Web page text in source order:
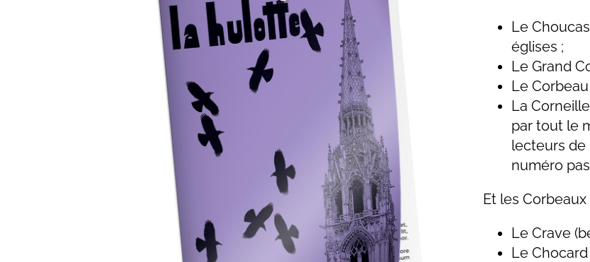
Le
églises ;
Le Grand
Le
La
par tout le
lecteurs de
numéro
Et les
Le Crave
Le